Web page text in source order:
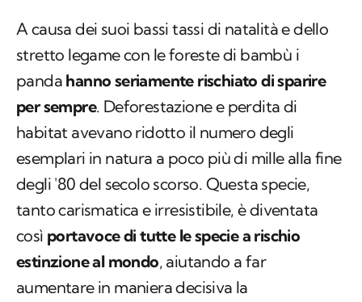
A causa dei suoi bassi tassi di natalità e dello
stretto legame con le foreste di bambù i
panda hanno seriamente rischiato di sparire
per sempre. Deforestazione e perdita di
habitat avevano ridotto il numero degli
esemplari in natura a poco più di mille alla fine
degli '80 del secolo scorso. Questa specie,
tanto carismatica e irresistibile, è diventata
così portavoce di tutte le specie a rischio
estinzione al mondo, aiutando a far
aumentare in maniera decisiva la